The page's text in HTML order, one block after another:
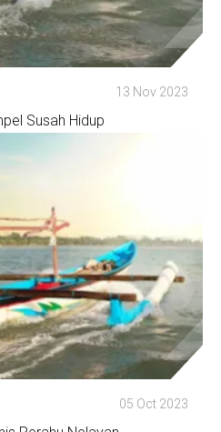
13 Nov 2023
Susah Hidup
05 Oct 2023